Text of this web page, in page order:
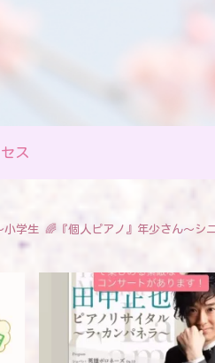
ス
小学生 🌈『個人ピアノ』年少さん〜